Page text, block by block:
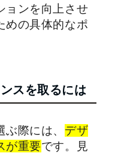
ョンを向上させ
めの具体的なポ
スを取るには
際には、 デザ
が重要です。見